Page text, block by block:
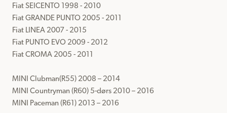
Fiat SEICENTO 1998 - 2010
Fiat GRANDE PUNTO 2005 - 2011
Fiat LINEA 2007 - 2015
Fiat PUNTO EVO 2009 - 2012
Fiat CROMA 2005 - 2011
MINI Clubman(R55) 2008 – 2014
MINI Countryman (R60) 5-dørs 2010 – 2016
MINI Paceman (R61) 2013 – 2016